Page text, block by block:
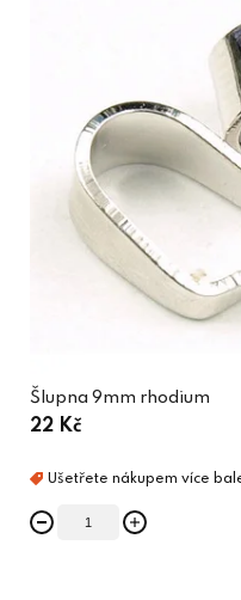
Šlupna 9mm rhodium
22 Kč